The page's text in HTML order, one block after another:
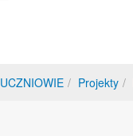
UCZNIOWIE Projekty